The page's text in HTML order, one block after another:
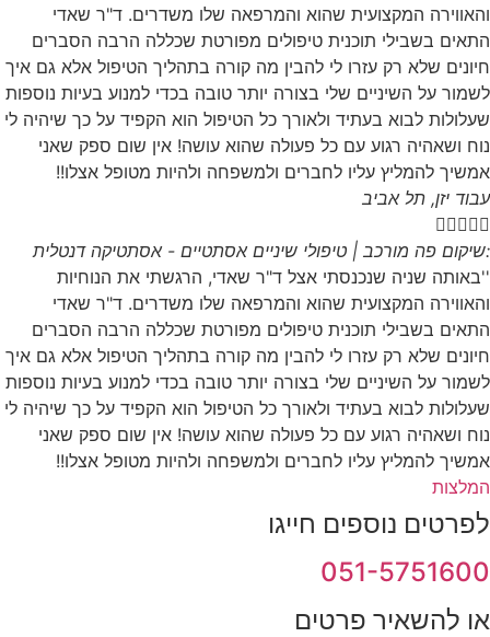
והאווירה המקצועית שהוא והמרפאה שלו משדרים. ד"ר שאדי
התאים בשבילי תוכנית טיפולים מפורטת שכללה הרבה הסברים
חיונים שלא רק עזרו לי להבין מה קורה בתהליך הטיפול אלא גם איך
לשמור על השיניים שלי בצורה יותר טובה בכדי למנוע בעיות נוספות
שעלולות לבוא בעתיד ולאורך כל הטיפול הוא הקפיד על כך שיהיה לי
נוח ושאהיה רגוע עם כל פעולה שהוא עושה! אין שום ספק שאני
אמשיך להמליץ עליו לחברים ולמשפחה ולהיות מטופל אצלו!!
עבוד יזן, תל אביב

:שיקום פה מורכב | טיפולי שיניים אסתטיים - אסתטיקה דנטלית
''באותה שניה שנכנסתי אצל ד"ר שאדי, הרגשתי את הנוחיות
והאווירה המקצועית שהוא והמרפאה שלו משדרים. ד"ר שאדי
התאים בשבילי תוכנית טיפולים מפורטת שכללה הרבה הסברים
חיונים שלא רק עזרו לי להבין מה קורה בתהליך הטיפול אלא גם איך
לשמור על השיניים שלי בצורה יותר טובה בכדי למנוע בעיות נוספות
שעלולות לבוא בעתיד ולאורך כל הטיפול הוא הקפיד על כך שיהיה לי
נוח ושאהיה רגוע עם כל פעולה שהוא עושה! אין שום ספק שאני
אמשיך להמליץ עליו לחברים ולמשפחה ולהיות מטופל אצלו!!
המלצות
לפרטים נוספים חייגו
051-5751600
או להשאיר פרטים